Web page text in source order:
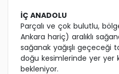
İÇ ANADOLU
Parçalı ve çok bulutlu,
Ankara hariç) aralıklı
sağanak yağışlı geçeceği
doğu kesimlerinde yer yer
bekleniyor.